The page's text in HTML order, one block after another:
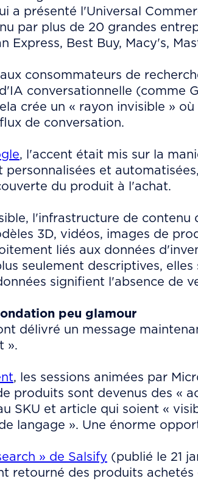
a présenté l'Universal
par plus de 20 grandes
Express, Best Buy, Macy's,
consommateurs de
conversationnelle (comme
crée un « rayon invisible »
de conversation.
, l'accent était mis sur la
et
du produit à l'achat.
l'infrastructure de contenu
3D, vidéos, images de
liés aux données
seulement descriptives,
signifient l'absence de
peu glamour
délivré un message
».
, les sessions animées par
produits sont devenus des «
SKU et article qui soient «
langage ». Une énorme
» de Salsify (publié le 21
retourné des produits achetés